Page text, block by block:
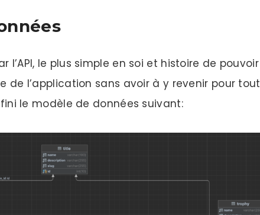
l’API, le plus simple en soi et histoire de pouvoir
de l’application sans avoir à y revenir pour tout
le modèle de données suivant: